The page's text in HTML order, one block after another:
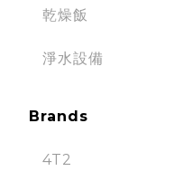
乾燥飯
淨水設備
Brands
4T2